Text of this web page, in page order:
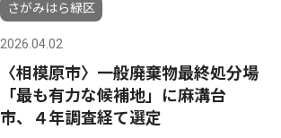
さがみはら緑区
2026.04.02
〈相模原市〉一般廃棄物最終処分場
「最も有力な候補地」に麻溝台
市、４年調査経て選定